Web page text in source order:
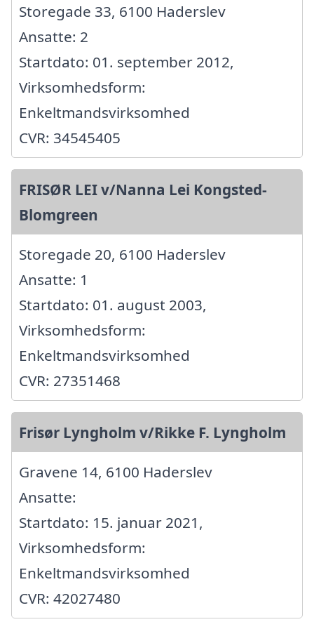
Storegade 33, 6100 Haderslev
Ansatte: 2
Startdato: 01. september 2012,
Virksomhedsform:
Enkeltmandsvirksomhed
CVR: 34545405
FRISØR LEI v/Nanna Lei Kongsted-
Blomgreen
Storegade 20, 6100 Haderslev
Ansatte: 1
Startdato: 01. august 2003,
Virksomhedsform:
Enkeltmandsvirksomhed
CVR: 27351468
Frisør Lyngholm v/Rikke F. Lyngholm
Gravene 14, 6100 Haderslev
Ansatte:
Startdato: 15. januar 2021,
Virksomhedsform:
Enkeltmandsvirksomhed
CVR: 42027480